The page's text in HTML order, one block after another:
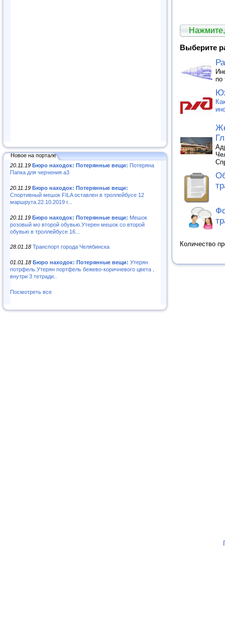
Новое на портале
20.11.19 Бюро находок: Потерянные вещи: Потеряна
Папка для черчения а3
20.11.19 Бюро находок: Потерянные вещи:
Спортивный мешок FILA оставлен в троллейбусе 12
маршрута.22.10.2019 г...
20.11.19 Бюро находок: Потерянные вещи: Мешок
розовый мо второй обувью.Утерен мешок со второй
обувью в троллейбусе 16...
28.01.18 Транспорт города Челябинска
01.01.18 Бюро находок: Потерянные вещи: Утерян
потрфель.Утерян портфель бежево-коричневого цвета ,
внутри 3 тетради..
Посмотреть все
Выберите
по
Количество